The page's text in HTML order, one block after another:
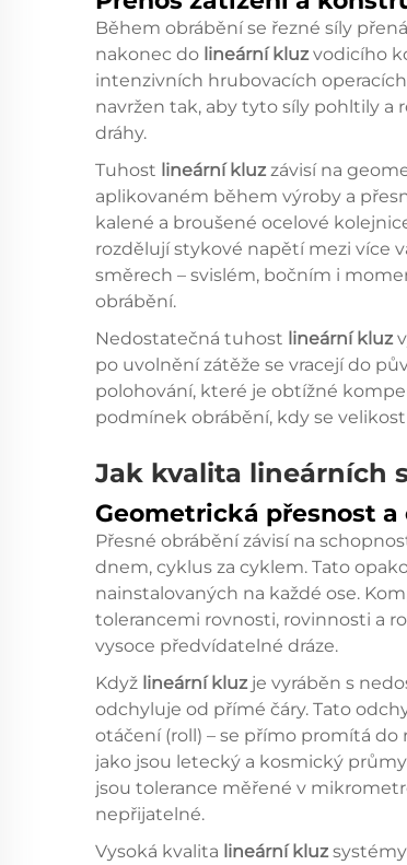
Během obrábění se řezné síly
nakonec do lineární kluzvodicího
intenzivních hrubovacích
navržen tak, aby tyto síly pohltily a
dráhy.
Tuhost lineární kluzzávisí na
aplikovaném během výroby a
kalené a broušené ocelové
rozdělují stykové napětí mezi více
směrech – svislém, bočním i
obrábění.
Nedostatečná tuhost lineární kluz
po uvolnění zátěže se vracejí do
polohování, které je obtížné
podmínek obrábění, kdy se
Jak kvalita lineárních
Geometrická přesnost
Přesné obrábění závisí na
dnem, cyklus za cyklem. Tato
nainstalovaných na každé ose.
tolerancemi rovnosti, rovinnosti a
vysoce předvídatelné dráze.
Když lineární kluz je vyráběn s
odchyluje od přímé čáry. Tato
otáčení (roll) – se přímo promítá
jako jsou letecký a kosmický
jsou tolerance měřené v
nepřijatelné.
Vysoká kvalita lineární kluz